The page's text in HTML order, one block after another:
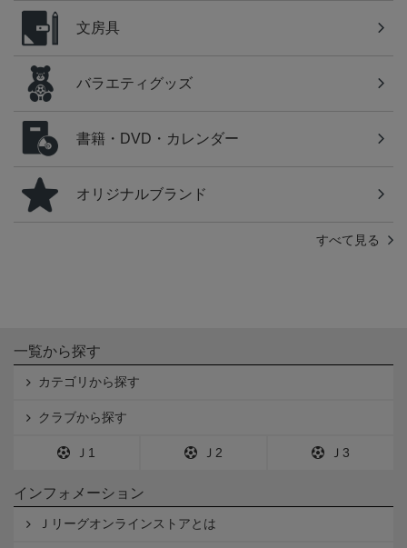
文房具
バラエティグッズ
書籍・DVD・カレンダー
オリジナルブランド
すべて見る
一覧から探す
カテゴリから探す
クラブから探す
Ｊ1 Ｊ2 Ｊ3
インフォメーション
Ｊリーグオンラインストアとは